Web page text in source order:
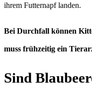
ihrem Futternapf landen.
Bei Durchfall können
muss frühzeitig ein
Sind